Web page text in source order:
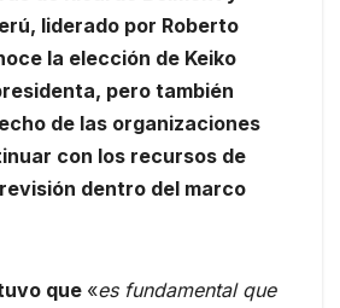
liderado por Roberto
la elección de Keiko
pero también
de las organizaciones
con los recursos de
dentro del marco
que «es fundamental que